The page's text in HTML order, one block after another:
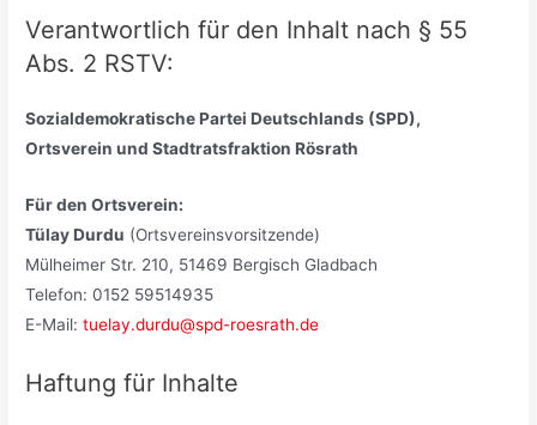
Verantwortlich für den Inhalt nach § 55
Abs. 2 RSTV:
Sozialdemokratische Partei Deutschlands (SPD),
Ortsverein und Stadtratsfraktion Rösrath
Für den Ortsverein:
Tülay Durdu (Ortsvereinsvorsitzende)
Mülheimer Str. 210, 51469 Bergisch Gladbach
Telefon: 0152 59514935
E-Mail:tuelay.durdu@spd-roesrath.de
Haftung für Inhalte